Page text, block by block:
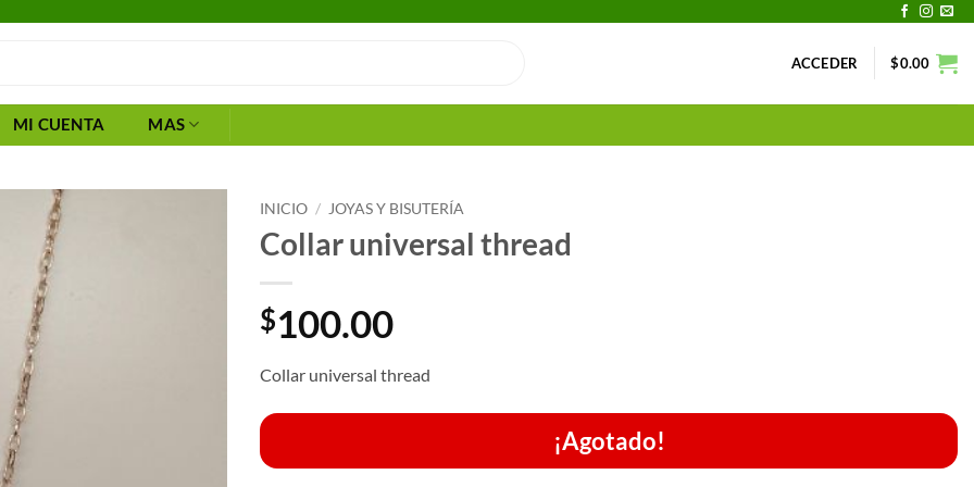
ACCEDER $0.00
MI CUENTA MAS
INICIO / JOYAS Y BISUTERÍA
Collar universal thread
$100.00
Collar universal thread
¡Agotado!